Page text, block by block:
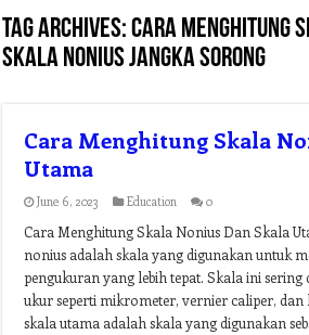
Tag Archives:cara menghitung
skala nonius jangka sorong
Cara Menghitung Skala
Utama
June 6, 2023 Education 0
Cara Menghitung Skala Nonius Dan Skala
nonius adalah skala yang digunakan untuk
pengukuran yang lebih tepat. Skala ini sering
ukur seperti mikrometer, vernier caliper, dan
skala utama adalah skala yang digunakan